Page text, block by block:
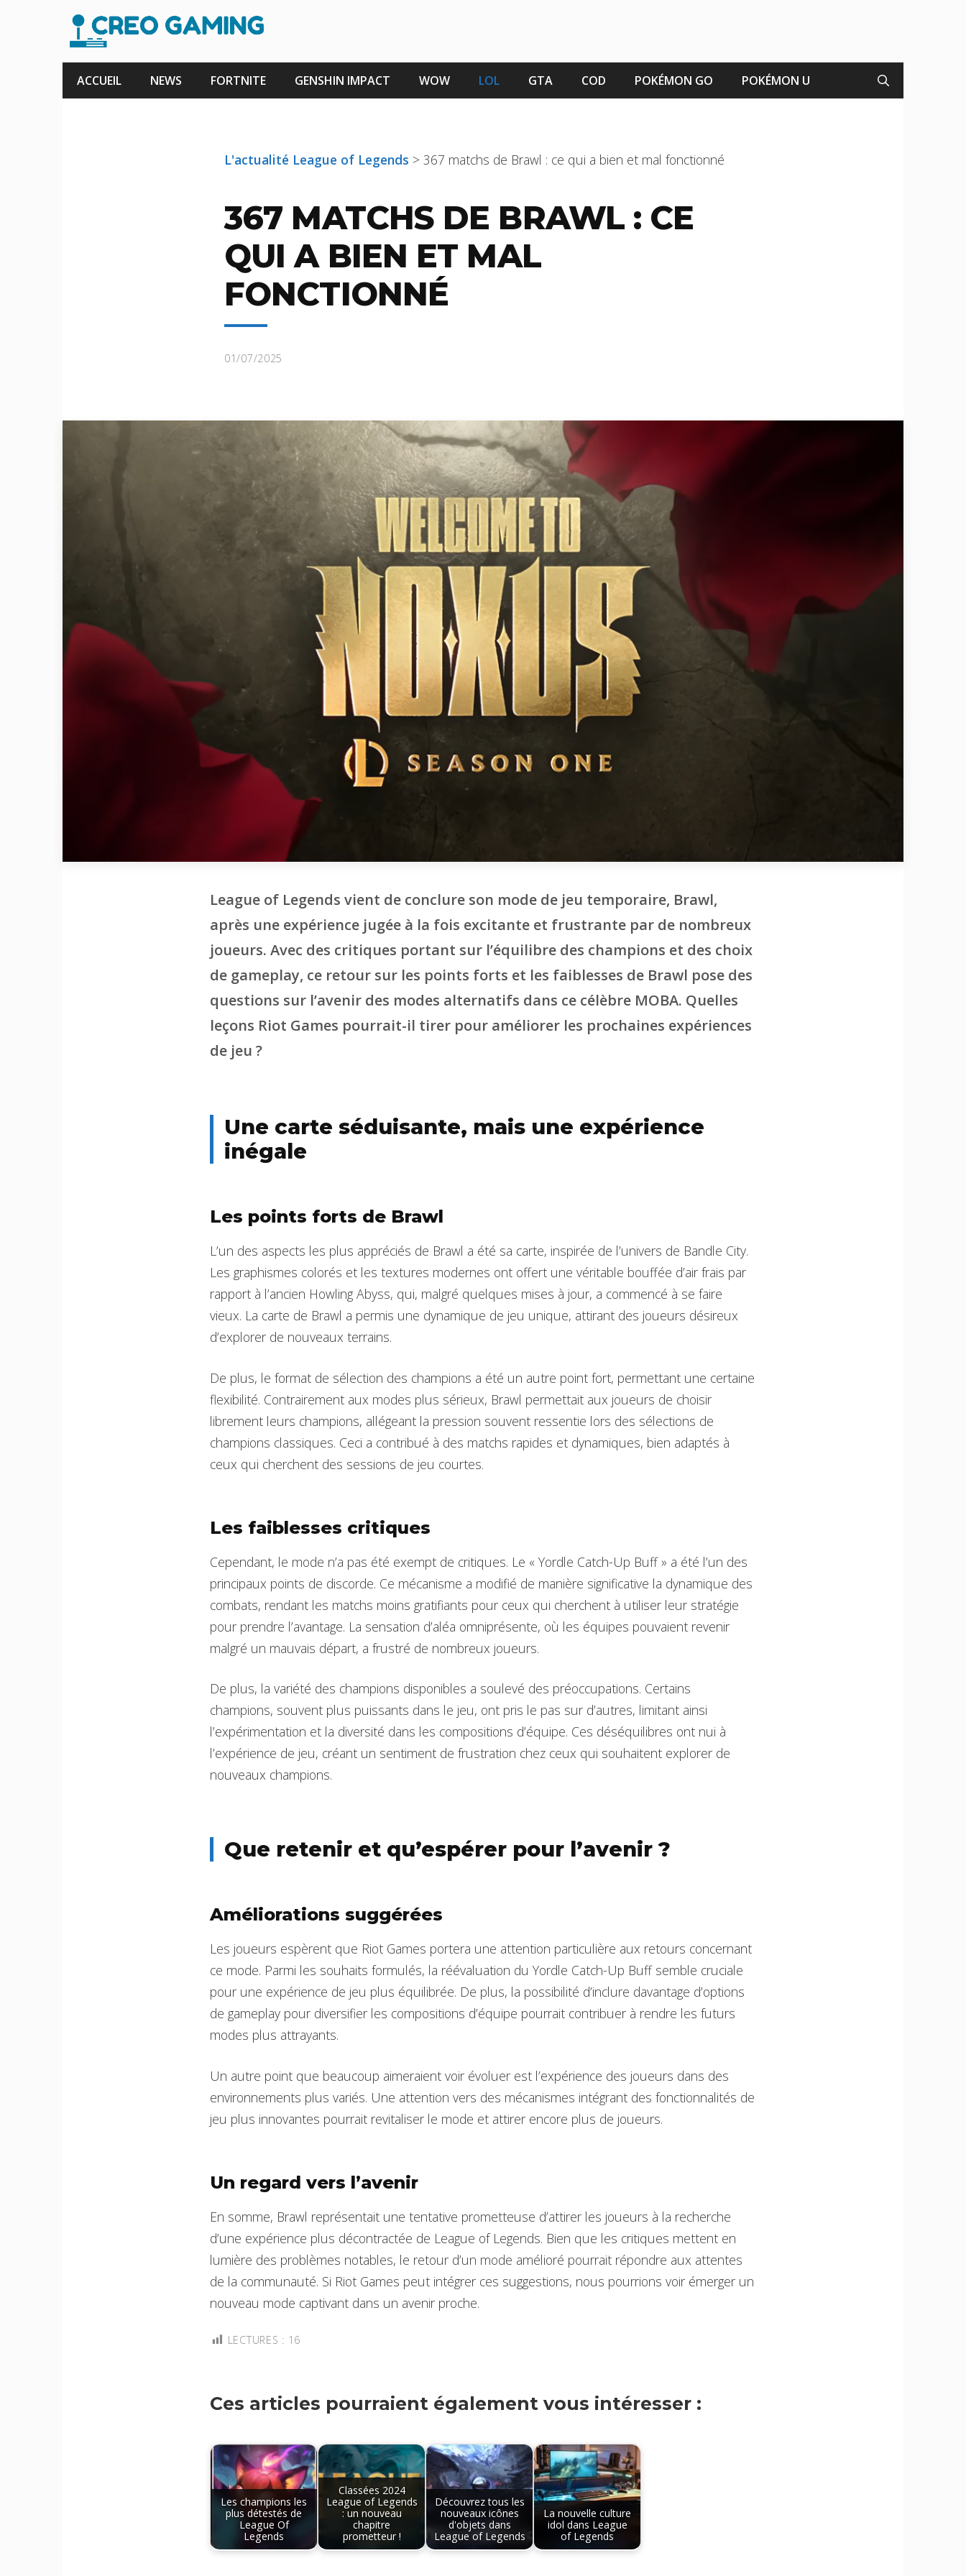
contenu
ACCUEIL NEWS FORTNITE GENSHIN IMPACT WOW LOL GTA COD POKÉMON GO POKÉMON U
L'actualité League of Legends > 367 matchs de Brawl : ce qui a bien et mal fonctionné
367 MATCHS DE BRAWL : CE
QUI A BIEN ET MAL
FONCTIONNÉ
01/07/2025
League of Legends vient de conclure son mode de jeu temporaire, Brawl,
après une expérience jugée à la fois excitante et frustrante par de nombreux
joueurs. Avec des critiques portant sur l’équilibre des champions et des choix
de gameplay, ce retour sur les points forts et les faiblesses de Brawl pose des
questions sur l’avenir des modes alternatifs dans ce célèbre MOBA. Quelles
leçons Riot Games pourrait-il tirer pour améliorer les prochaines expériences
de jeu ?
Une carte séduisante, mais une expérience
inégale
Les points forts de Brawl
L’un des aspects les plus appréciés de Brawl a été sa carte, inspirée de l’univers de Bandle City.
Les graphismes colorés et les textures modernes ont offert une véritable bouffée d’air frais par
rapport à l’ancien Howling Abyss, qui, malgré quelques mises à jour, a commencé à se faire
vieux. La carte de Brawl a permis une dynamique de jeu unique, attirant des joueurs désireux
d’explorer de nouveaux terrains.
De plus, le format de sélection des champions a été un autre point fort, permettant une certaine
flexibilité. Contrairement aux modes plus sérieux, Brawl permettait aux joueurs de choisir
librement leurs champions, allégeant la pression souvent ressentie lors des sélections de
champions classiques. Ceci a contribué à des matchs rapides et dynamiques, bien adaptés à
ceux qui cherchent des sessions de jeu courtes.
Les faiblesses critiques
Cependant, le mode n’a pas été exempt de critiques. Le « Yordle Catch-Up Buff » a été l’un des
principaux points de discorde. Ce mécanisme a modifié de manière significative la dynamique des
combats, rendant les matchs moins gratifiants pour ceux qui cherchent à utiliser leur stratégie
pour prendre l’avantage. La sensation d’aléa omniprésente, où les équipes pouvaient revenir
malgré un mauvais départ, a frustré de nombreux joueurs.
De plus, la variété des champions disponibles a soulevé des préoccupations. Certains
champions, souvent plus puissants dans le jeu, ont pris le pas sur d’autres, limitant ainsi
l’expérimentation et la diversité dans les compositions d’équipe. Ces déséquilibres ont nui à
l’expérience de jeu, créant un sentiment de frustration chez ceux qui souhaitent explorer de
nouveaux champions.
Que retenir et qu’espérer pour l’avenir ?
Améliorations suggérées
Les joueurs espèrent que Riot Games portera une attention particulière aux retours concernant
ce mode. Parmi les souhaits formulés, la réévaluation du Yordle Catch-Up Buff semble cruciale
pour une expérience de jeu plus équilibrée. De plus, la possibilité d’inclure davantage d’options
de gameplay pour diversifier les compositions d’équipe pourrait contribuer à rendre les futurs
modes plus attrayants.
Un autre point que beaucoup aimeraient voir évoluer est l’expérience des joueurs dans des
environnements plus variés. Une attention vers des mécanismes intégrant des fonctionnalités de
jeu plus innovantes pourrait revitaliser le mode et attirer encore plus de joueurs.
Un regard vers l’avenir
En somme, Brawl représentait une tentative prometteuse d’attirer les joueurs à la recherche
d’une expérience plus décontractée de League of Legends. Bien que les critiques mettent en
lumière des problèmes notables, le retour d’un mode amélioré pourrait répondre aux attentes
de la communauté. Si Riot Games peut intégrer ces suggestions, nous pourrions voir émerger un
nouveau mode captivant dans un avenir proche.
LECTURES : 16
Ces articles pourraient également vous intéresser :
Les champions les
plus détestés de
League Of
Legends
Classées 2024
League of Legends
: un nouveau
chapitre
prometteur !
Découvrez tous les
nouveaux icônes
d'objets dans
League of Legends
La nouvelle culture
idol dans League
of Legends